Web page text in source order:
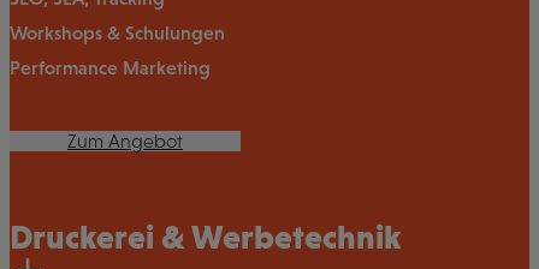
Workshops & Schulungen
Performance Marketing
Zum Angebot
Druckerei & Werbetechnik